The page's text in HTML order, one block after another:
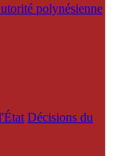
polynésienne
Décisions du